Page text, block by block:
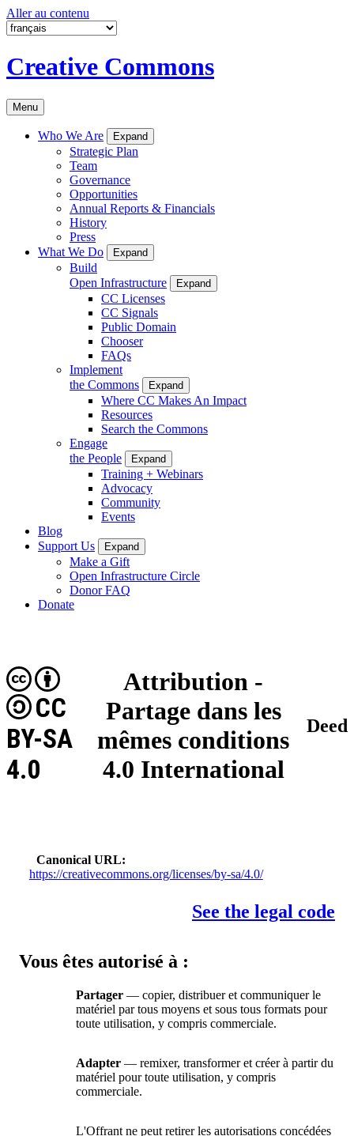
Aller au contenu
Creative Commons
Menu
Who We Are Expand
Strategic Plan
Team
Governance
Opportunities
Annual Reports & Financials
History
Press
What We Do
Expand
Build
Open Infrastructure
Expand
CC Licenses
CC Signals
Public Domain
Chooser
FAQs
Implement
the Commons
Expand
Where CC Makes An Impact
Resources
Search the Commons
Engage
the People
Expand
Training + Webinars
Advocacy
Community
Events
Blog
Support Us
Expand
Make a Gift
Open Infrastructure Circle
Donor FAQ
Donate
Attribution -
Partage dans les
mêmes conditions
4.0 International
CC
BY-SA
4.0
Deed
Canonical URL
https://creativecommons.org/licenses/by-sa/4.0/
See the legal code
Vous êtes autorisé à :
Partager — copier, distribuer et communiquer le
matériel par tous moyens et sous tous formats pour
toute utilisation, y compris commerciale.
Adapter — remixer, transformer et créer à partir du
matériel pour toute utilisation, y compris
commerciale.
L'Offrant ne peut retirer les autorisations concédées